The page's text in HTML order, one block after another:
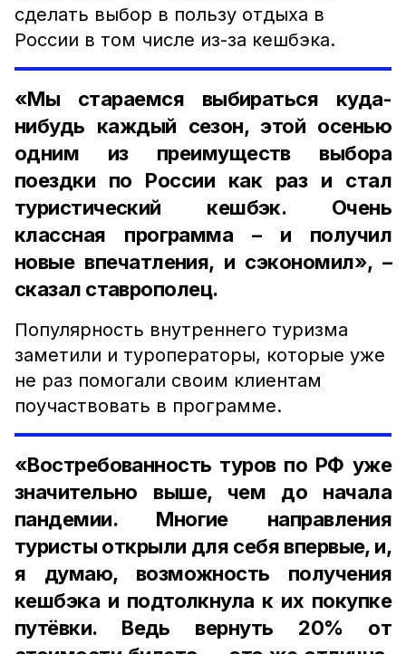
сделать выбор в пользу отдыха в
России в том числе из-за кешбэка.
«Мы стараемся выбираться куда-
нибудь каждый сезон, этой осенью
одним из преимуществ выбора
поездки по России как раз и стал
туристический кешбэк. Очень
классная программа – и получил
новые впечатления, и сэкономил», –
сказал ставрополец.
Популярность внутреннего туризма
заметили и туроператоры, которые уже
не раз помогали своим клиентам
поучаствовать в программе.
«Востребованность туров по РФ уже
значительно выше, чем до начала
пандемии. Многие направления
туристы открыли для себя впервые, и,
я думаю, возможность получения
кешбэка и подтолкнула к их покупке
путёвки. Ведь вернуть 20% от